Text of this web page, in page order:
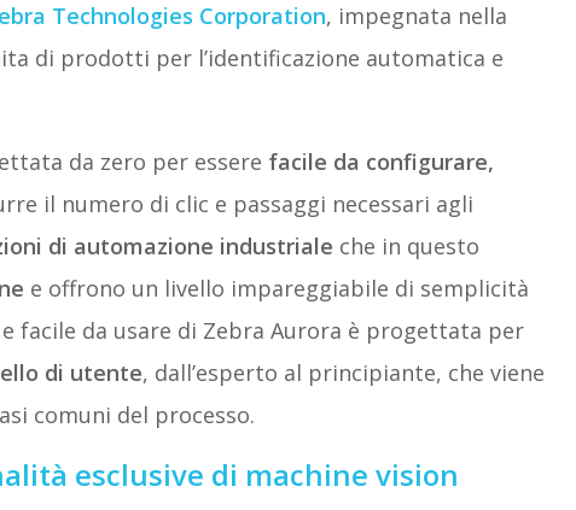
Technologies Corporation, impegnata nella
di prodotti per l’identificazione automatica e
da zero per essere facile da configurare,
il numero di clic e passaggi necessari agli
di automazione industriale che in questo
e offrono un livello impareggiabile di semplicità
facile da usare di Zebra Aurora è progettata per
di utente, dall’esperto al principiante, che viene
comuni del processo.
esclusive di machine vision